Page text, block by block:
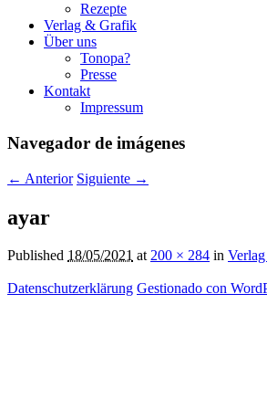
Rezepte
Verlag & Grafik
Über uns
Tonopa?
Presse
Kontakt
Impressum
Navegador de imágenes
← Anterior Siguiente →
ayar
Published 18/05/2021 at200 × 284 in
Datenschutzerklärung Gestionado con